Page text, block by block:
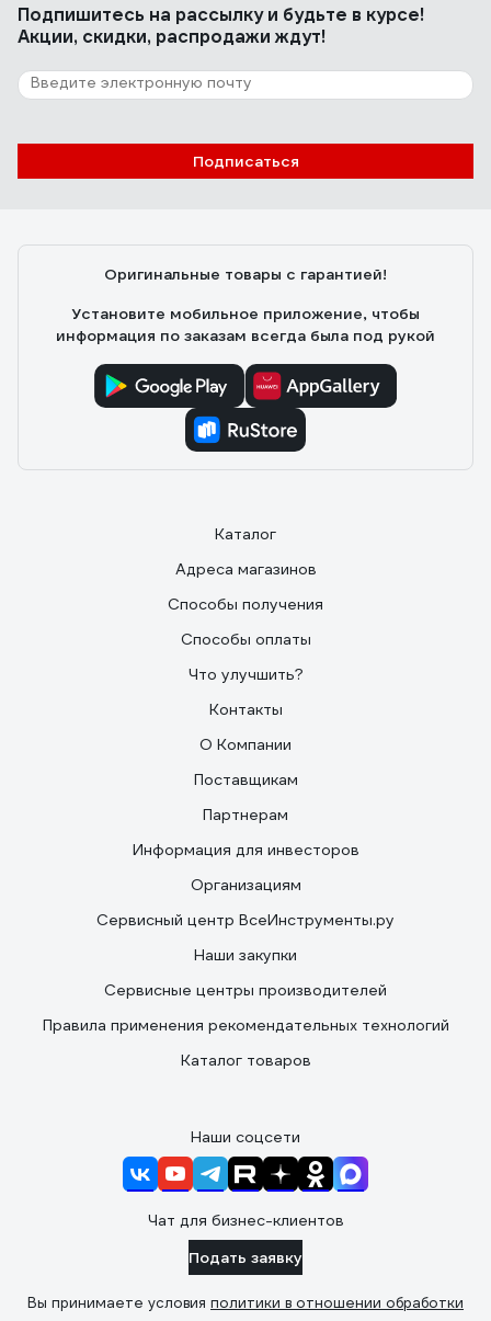
Подпишитесь на рассылкуи будьте в курсе!
Акции, скидки, распродажи ждут!
Подписаться
Оригинальные товары с гарантией!
Установите мобильное приложение, чтобы
информация по заказам всегда была под рукой
Каталог
Адреса магазинов
Способы получения
Способы оплаты
Что улучшить?
Контакты
О Компании
Поставщикам
Партнерам
Информация для инвесторов
Организациям
Сервисный центр ВсеИнструменты.ру
Наши закупки
Сервисные центры производителей
Правила применения рекомендательных технологий
Каталог товаров
Наши соцсети
Чат для бизнес-клиентов
Подать заявку
Вы принимаете условия политики в отношении обработки